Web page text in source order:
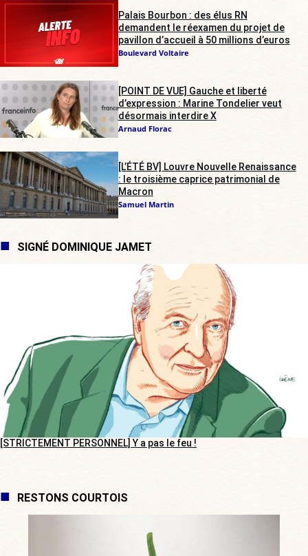
Palais Bourbon : des élus RN
demandent le réexamen du projet de
pavillon d’accueil à 50 millions d’euros
Boulevard Voltaire
[POINT DE VUE] Gauche et liberté
d’expression : Marine Tondelier veut
désormais interdire X
Arnaud Florac
[L’ÉTÉ BV] Louvre Nouvelle Renaissance
: le troisième caprice patrimonial de
Macron
Samuel Martin
SIGNÉ DOMINIQUE JAMET
[STRICTEMENT PERSONNEL] Y a pas le feu !
RESTONS COURTOIS